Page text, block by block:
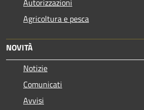
Autorizzazioni
Agricoltura e pesca
NOVITÀ
Notizie
Comunicati
Avvisi